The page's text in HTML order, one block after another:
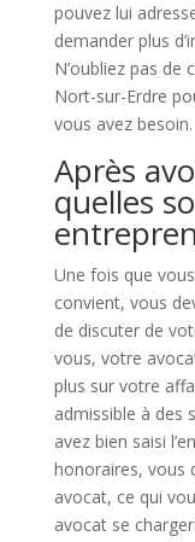
pouvez lui
demander plus
N’oubliez pas de
Nort-sur-Erdre
vous avez besoin.
Après
quelles
Une fois que
convient, vous
de discuter de
vous, votre
plus sur votre
admissible à des
avez bien saisi
honoraires, vous
avocat, ce qui
avocat se